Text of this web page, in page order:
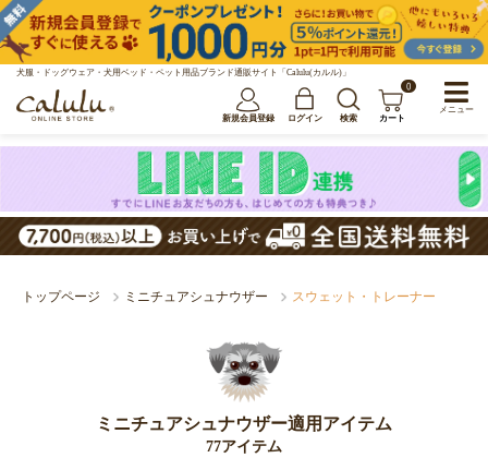
犬服・ドッグウェア・犬用ベッド・ペット用品ブランド通販サイト「Calulu(カルル)」
新規会員登録 ログイン 検索
0
カート
トップページ ミニチュアシュナウザー スウェット・トレーナー
ミニチュアシュナウザー適用アイテム
77アイテム
メニュー